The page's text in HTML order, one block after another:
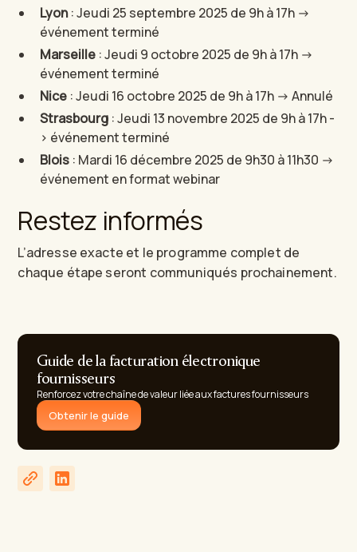
Lyon: Jeudi 25 septembre 2025 de 9h à 17h ->
événement terminé
Marseille : Jeudi 9 octobre 2025 de 9h à 17h ->
événement terminé
Nice : Jeudi 16 octobre 2025 de 9h à 17h -> Annulé
Strasbourg : Jeudi 13 novembre 2025 de 9h à 17h -
> événement terminé
Blois : Mardi 16 décembre 2025 de 9h30 à 11h30 ->
événement en format webinar
Restez informés
L’adresse exacte et le programme complet de
chaque étape seront communiqués prochainement.
Guide de la facturation électronique
fournisseurs
Renforcez votre chaîne de valeur liée aux factures fournisseurs
Obtenir le guide